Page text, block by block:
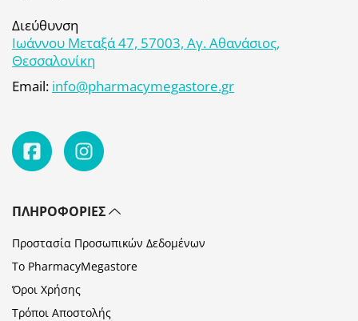
Διεύθυνση
Ιωάννου Μεταξά 47, 57003, Αγ. Αθανάσιος,
Θεσσαλονίκη
Email: info@pharmacymegastore.gr
ΠΛΗΡΟΦΟΡΊΕΣ
Προστασία Προσωπικών Δεδομένων
Το PharmacyMegastore
Όροι Χρήσης
Τρόποι Αποστολής